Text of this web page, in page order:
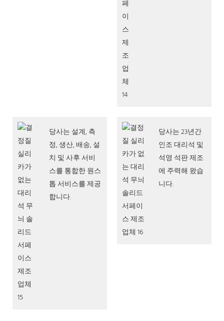
당사는 설계, 측
정, 생산, 배송, 설
치 및 사후 서비
스를 통합한 원스
톱 서비스를 제공
합니다.
당사는 23년간
인조 대리석 및
석영 석판 제조
에 주력해 왔습
니다.